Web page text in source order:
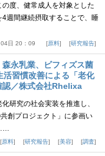
度、健常成人を対象とした
週間継続摂取することで、睡
日 20：09 原料 研究報告
森永乳業、ビフィズス菌
習慣改善による「老化
認／株式会社Rhelixa
研究の社会実装を推進し、
創プロジェクト」に参画い
原料 研究報告 美容 調査